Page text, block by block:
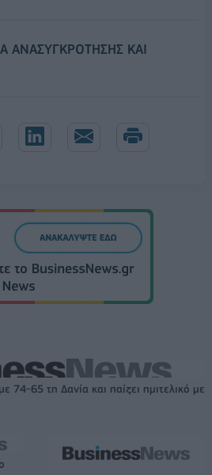
ΑΝΑΣΥΓΚΡΟΤΗΣΗΣ ΚΑΙ
74-65 τη Δανία και παίζει ημιτελικό με